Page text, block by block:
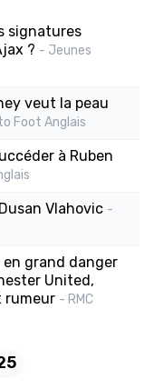
signatures
? - Jeunes
veut la peau
Foot Anglais
à Ruben
Vlahovic -
en grand danger
United,
rumeur - RMC